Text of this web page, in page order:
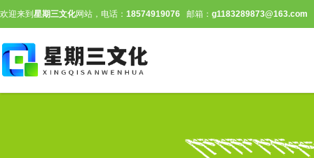
欢迎来到 星期三文化网站，电话： 18574919076 邮箱： g1183289873@163.com